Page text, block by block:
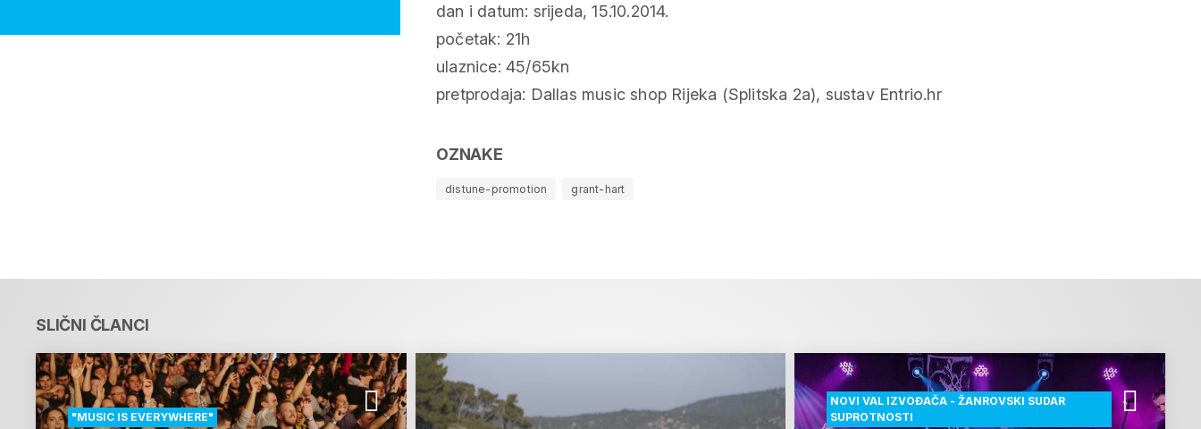
dan i datum: srijeda, 15.10.2014.
početak: 21h
ulaznice: 45/65kn
pretprodaja: Dallas music shop Rijeka (Splitska 2a), sustav Entrio.hr
OZNAKE
distune-promotion grant-hart
SLIČNI ČLANCI
"MUSIC IS EVERYWHERE"
NOVI VAL IZVOĐAČA - ŽANROVSKI SUDAR
SUPROTNOSTI